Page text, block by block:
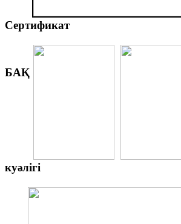
Сертификат
БАҚ
куәлігі